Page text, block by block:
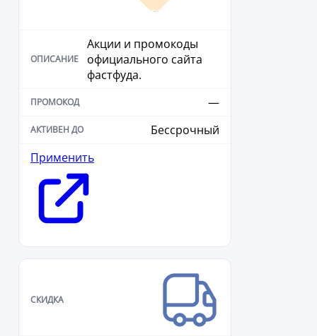
Акции и промокоды
официального сайта
фастфуда.
—
Бессрочный
Применить